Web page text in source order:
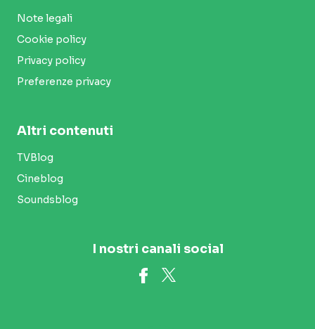
Note legali
Cookie policy
Privacy policy
Preferenze privacy
Altri contenuti
TVBlog
Cineblog
Soundsblog
I nostri canali social